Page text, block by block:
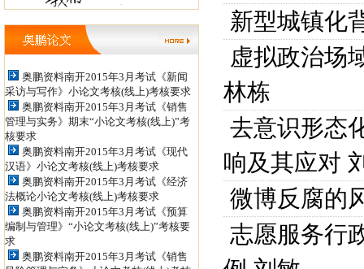
称论文发表QQ: 979934524，
852398450 投稿信箱：
奥鹏资料南开2015年3月考试《新闻
采访与写作》小论文考核(线上)考核要求
奥鹏资料南开2015年3月考试《销售
管理与实务》期末“小论文考核(线上)”考
核要求
奥鹏资料南开2015年3月考试《现代
汉语》小论文考核(线上)考核要求
奥鹏资料南开2015年3月考试《经济
法概论小论文考核(线上)考核要求
奥鹏资料南开2015年3月考试《预算
编制与管理》“小论文考核(线上)”考核要
求
奥鹏资料南开2015年3月考试《销售
新型城镇化
虚拟政治场
林栋
去意识形态
响及其应对
微博反腐的
志愿服务行